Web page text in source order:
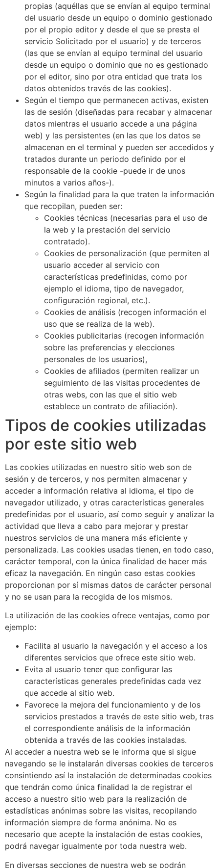
propias (aquéllas que se envían al equipo terminal
del usuario desde un equipo o dominio gestionado
por el propio editor y desde el que se presta el
servicio Solicitado por el usuario) y de terceros
(las que se envían al equipo terminal del usuario
desde un equipo o dominio que no es gestionado
por el editor, sino por otra entidad que trata los
datos obtenidos través de las cookies).
Según el tiempo que permanecen activas, existen
las de sesión (diseñadas para recabar y almacenar
datos mientras el usuario accede a una página
web) y las persistentes (en las que los datos se
almacenan en el terminal y pueden ser accedidos y
tratados durante un periodo definido por el
responsable de la cookie -puede ir de unos
minutos a varios años-).
Según la finalidad para la que traten la información
que recopilan, pueden ser:
Cookies técnicas (necesarias para el uso de
la web y la prestación del servicio
contratado).
Cookies de personalización (que permiten al
usuario acceder al servicio con
características predefinidas, como por
ejemplo el idioma, tipo de navegador,
configuración regional, etc.).
Cookies de análisis (recogen información el
uso que se realiza de la web).
Cookies publicitarias (recogen información
sobre las preferencias y elecciones
personales de los usuarios),
Cookies de afiliados (permiten realizar un
seguimiento de las visitas procedentes de
otras webs, con las que el sitio web
establece un contrato de afiliación).
Tipos de cookies utilizadas
por este sitio web
Las cookies utilizadas en nuestro sitio web son de
sesión y de terceros, y nos permiten almacenar y
acceder a información relativa al idioma, el tipo de
navegador utilizado, y otras características generales
predefinidas por el usuario, así como seguir y analizar la
actividad que lleva a cabo para mejorar y prestar
nuestros servicios de una manera más eficiente y
personalizada. Las cookies usadas tienen, en todo caso,
carácter temporal, con la única finalidad de hacer más
eficaz la navegación. En ningún caso estas cookies
proporcionan por sí mismas datos de carácter personal
y no se usan para la recogida de los mismos.
La utilización de las cookies ofrece ventajas, como por
ejemplo:
Facilita al usuario la navegación y el acceso a los
diferentes servicios que ofrece este sitio web.
Evita al usuario tener que configurar las
características generales predefinidas cada vez
que accede al sitio web.
Favorece la mejora del funcionamiento y de los
servicios prestados a través de este sitio web, tras
el correspondiente análisis de la información
obtenida a través de las cookies instaladas.
Al acceder a nuestra web se le informa que si sigue
navegando se le instalarán diversas cookies de terceros
consintiendo así la instalación de determinadas cookies
que tendrán como única finalidad la de registrar el
acceso a nuestro sitio web para la realización de
estadísticas anónimas sobre las visitas, recopilando
información siempre de forma anónima. No es
necesario que acepte la instalación de estas cookies,
podrá navegar igualmente por toda nuestra web.
En diversas secciones de nuestra web se podrán